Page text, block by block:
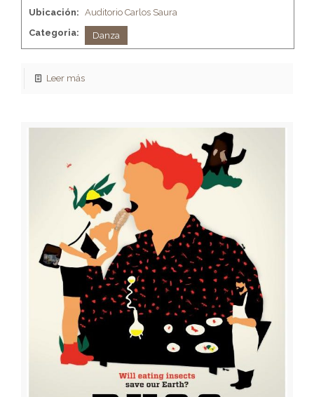
Ubicación: Auditorio Carlos Saura
Categoria:
Danza
Leer más